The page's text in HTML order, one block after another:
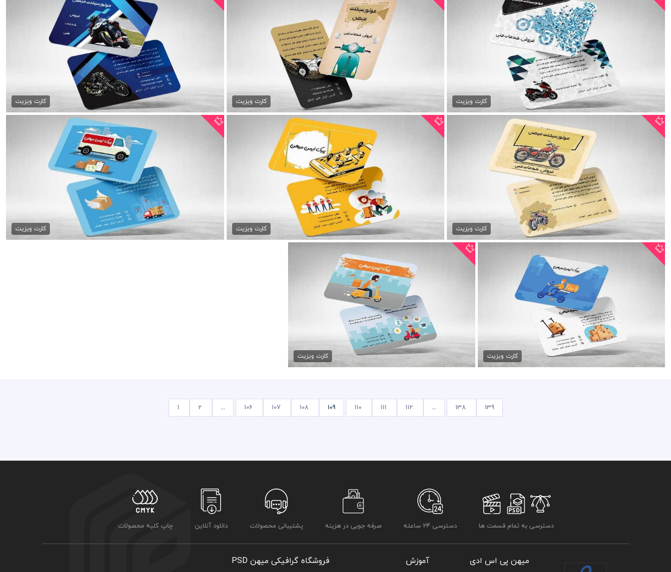
کارت ویزیت موتور فروشی لایه...
79,000 تومان
کارت ویزیت
کارت ویزیت موتور فروشی
79,000 تومان
کارت ویزیت
کارت ویزیت موتورسیکلت psd
79,000 تومان
کارت ویزیت
کارت ویزیت موتورسیکلت لایه...
79,000 تومان
کارت ویزیت
کارت ویزیت لایه باز پیک...
79,000 تومان
کارت ویزیت
کارت ویزیت پیک موتوری psd
79,000 تومان
کارت ویزیت
کارت ویزیت پیک موتوری لایه...
79,000 تومان
کارت ویزیت
کارت ویزیت پیک موتوری
79,000 تومان
کارت ویزیت
1 2 ... 106 107 108 109 110 111 112 ... 138 139
دسترسی به تمام قسمت ها دسترسی 24 ساعته صرفه جویی در هزینه پشتیبانی محصولات دانلود آنلاین چاپ کلیه محصولات
میهن پی اس ادی آموزش فروشگاه گرافیکی میهن PSD